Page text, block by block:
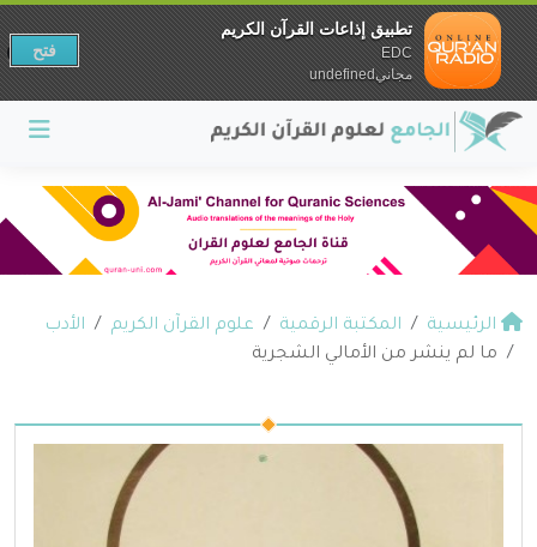
الرئيسية المكتبة الرقمية علوم القرآن الكريم
الأدب
ما لم ينشر من الأمالي الشجرية
تطبيق إذاعات القرآن الكريم
EDC
مجانيundefined
فتح